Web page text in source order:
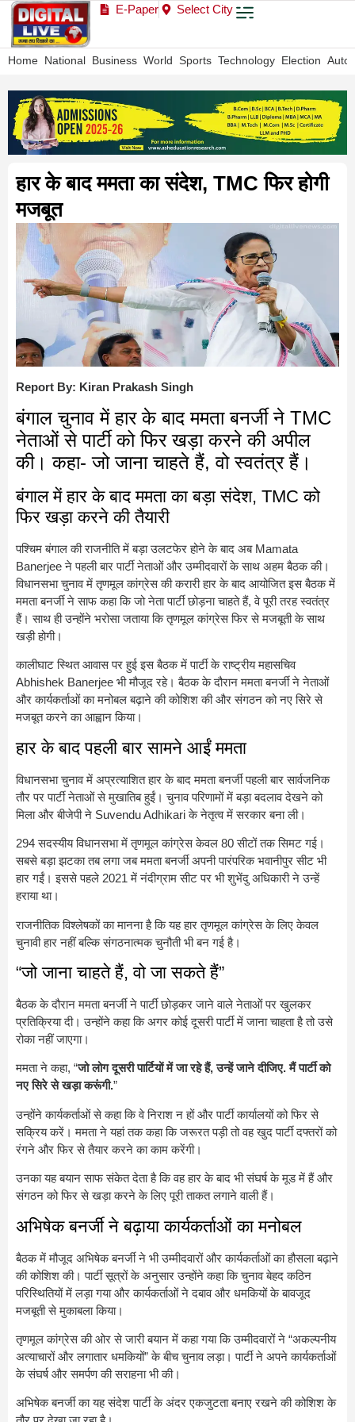
E-Paper Select City
Home National Business World Sports Technology Election Auto
हार के बाद ममता का संदेश, TMC फिर होगी
मजबूत
Report By: Kiran Prakash Singh
बंगाल चुनाव में हार के बाद ममता बनर्जी ने TMC
नेताओं से पार्टी को फिर खड़ा करने की अपील
की। कहा- जो जाना चाहते हैं, वो स्वतंत्र हैं।
बंगाल में हार के बाद ममता का बड़ा संदेश, TMC को
फिर खड़ा करने की तैयारी
पश्चिम बंगाल की राजनीति में बड़ा उलटफेर होने के बाद अब Mamata
Banerjeeने पहली बार पार्टी नेताओं और उम्मीदवारों के साथ अहम बैठक की।
विधानसभा चुनाव में तृणमूल कांग्रेस की करारी हार के बाद आयोजित इस बैठक में
ममता बनर्जी ने साफ कहा कि जो नेता पार्टी छोड़ना चाहते हैं, वे पूरी तरह स्वतंत्र
हैं। साथ ही उन्होंने भरोसा जताया कि तृणमूल कांग्रेस फिर से मजबूती के साथ
खड़ी होगी।
कालीघाट स्थित आवास पर हुई इस बैठक में पार्टी के राष्ट्रीय महासचिव
Abhishek Banerjee भी मौजूद रहे। बैठक के दौरान ममता बनर्जी ने नेताओं
और कार्यकर्ताओं का मनोबल बढ़ाने की कोशिश की और संगठन को नए सिरे से
मजबूत करने का आह्वान किया।
हार के बाद पहली बार सामने आईं ममता
विधानसभा चुनाव में अप्रत्याशित हार के बाद ममता बनर्जी पहली बार सार्वजनिक
तौर पर पार्टी नेताओं से मुखातिब हुईं। चुनाव परिणामों में बड़ा बदलाव देखने को
मिला और बीजेपी ने Suvendu Adhikariके नेतृत्व में सरकार बना ली।
294 सदस्यीय विधानसभा में तृणमूल कांग्रेस केवल 80 सीटों तक सिमट गई।
सबसे बड़ा झटका तब लगा जब ममता बनर्जी अपनी पारंपरिक भवानीपुर सीट भी
हार गईं। इससे पहले 2021 में नंदीग्राम सीट पर भी शुभेंदु अधिकारी ने उन्हें
हराया था।
राजनीतिक विश्लेषकों का मानना है कि यह हार तृणमूल कांग्रेस के लिए केवल
चुनावी हार नहीं बल्कि संगठनात्मक चुनौती भी बन गई है।
“जो जाना चाहते हैं, वो जा सकते हैं”
बैठक के दौरान ममता बनर्जी ने पार्टी छोड़कर जाने वाले नेताओं पर खुलकर
प्रतिक्रिया दी। उन्होंने कहा कि अगर कोई दूसरी पार्टी में जाना चाहता है तो उसे
रोका नहीं जाएगा।
ममता ने कहा, “जो लोग दूसरी पार्टियों में जा रहे हैं, उन्हें जाने दीजिए. मैं पार्टी को
नए सिरे से खड़ा करूंगी.”
उन्होंने कार्यकर्ताओं से कहा कि वे निराश न हों और पार्टी कार्यालयों को फिर से
सक्रिय करें। ममता ने यहां तक कहा कि जरूरत पड़ी तो वह खुद पार्टी दफ्तरों को
रंगने और फिर से तैयार करने का काम करेंगी।
उनका यह बयान साफ संकेत देता है कि वह हार के बाद भी संघर्ष के मूड में हैं और
संगठन को फिर से खड़ा करने के लिए पूरी ताकत लगाने वाली हैं।
अभिषेक बनर्जी ने बढ़ाया कार्यकर्ताओं का मनोबल
बैठक में मौजूद अभिषेक बनर्जी ने भी उम्मीदवारों और कार्यकर्ताओं का हौसला बढ़ाने
की कोशिश की। पार्टी सूत्रों के अनुसार उन्होंने कहा कि चुनाव बेहद कठिन
परिस्थितियों में लड़ा गया और कार्यकर्ताओं ने दबाव और धमकियों के बावजूद
मजबूती से मुकाबला किया।
तृणमूल कांग्रेस की ओर से जारी बयान में कहा गया कि उम्मीदवारों ने “अकल्पनीय
अत्याचारों और लगातार धमकियों” के बीच चुनाव लड़ा। पार्टी ने अपने कार्यकर्ताओं
के संघर्ष और समर्पण की सराहना भी की।
अभिषेक बनर्जी का यह संदेश पार्टी के अंदर एकजुटता बनाए रखने की कोशिश के